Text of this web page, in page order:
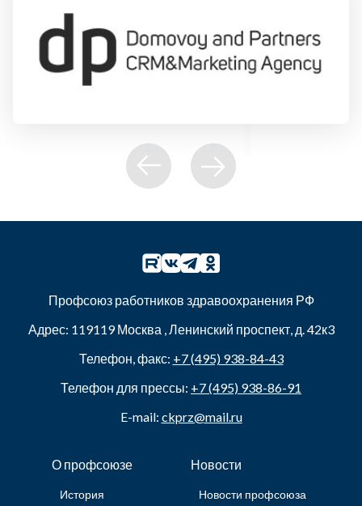
Профсоюз работников здравоохранения РФ
Адрес: 119119Москва Ленинский проспект, д. 42к3
Телефон, факс: +7 (495) 938-84-43
Телефон для прессы: +7 (495) 938-86-91
E-mail: ckprz@mail.ru
О профсоюзе
История
Новости
Новости профсоюза